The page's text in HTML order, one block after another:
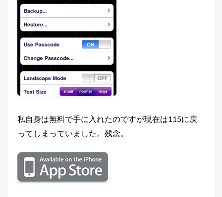
私自身は無料で手に入れたのですが現在は115に戻
ってしまっていました。残念。